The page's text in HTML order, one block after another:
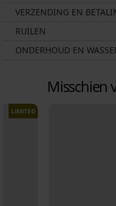
VERZENDING EN
RUILEN
ONDERHOUD EN
Misschien
LIMITED